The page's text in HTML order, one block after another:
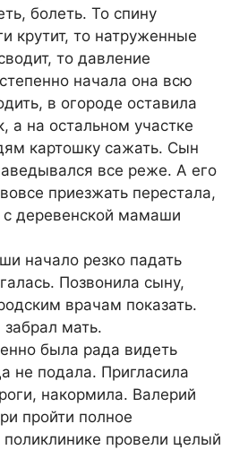
болеть. То спину
крутит, то натруженные
то давление
начала она всю
в огороде оставила
а на остальном участке
картошку сажать. Сын
все реже. А его
приезжать перестала,
с деревенской мамаши
начало резко падать
Позвонила сыну,
врачам показать.
мать.
была рада видеть
не подала. Пригласила
накормила. Валерий
пройти полное
провели целый